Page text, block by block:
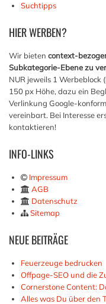
Suchtipps
HIERWERBEN?
Wir bieten context-
Subkategorie-Ebene zu
NUR jeweils 1 Werbeblock
150 px Höhe, dazu ein
Verlinkung Google-
vereinbart. Bei Interesse
kontaktieren!
INFO-LINKS
Impressum
AGB
Datenschutz
Sitemap
NEUEBEITRÄGE
Feuerzeuge bedrucken
Offpage-SEO und die
Cornerstone Content:
Alles was Du über den